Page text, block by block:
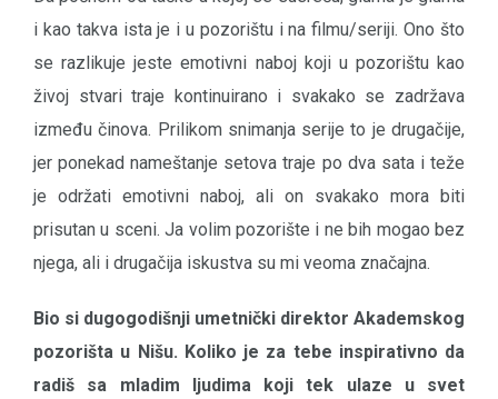
i kao takva ista je i u pozorištu i na filmu/seriji. Ono što
se razlikuje jeste emotivni naboj koji u pozorištu kao
živoj stvari traje kontinuirano i svakako se zadržava
između činova. Prilikom snimanja serije to je drugačije,
jer ponekad nameštanje setova traje po dva sata i teže
je održati emotivni naboj, ali on svakako mora biti
prisutan u sceni. Ja volim pozorište i ne bih mogao bez
njega, ali i drugačija iskustva su mi veoma značajna.
Bio si dugogodišnji umetnički direktor Akademskog
pozorišta u Nišu. Koliko je za tebe inspirativno da
radiš sa mladim ljudima koji tek ulaze u svet